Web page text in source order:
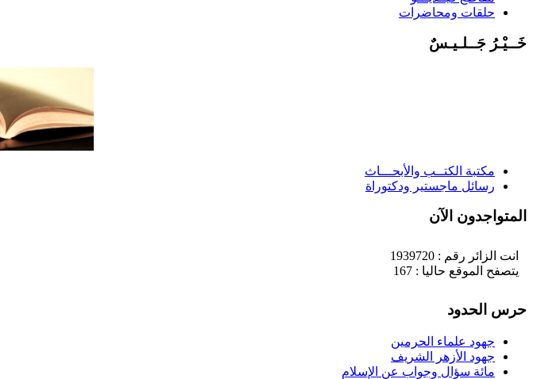
حلقات ومحاضرات
خَــيْـرُ جَــلـيـسٌ
مكتبة الكتــب والأبحـــاث
رسائل ماجستير ودكتوراة
المتواجدون الآن
انت الزائر رقم : 1939720
يتصفح الموقع حاليا : 167
حرس الحدود
جهود علماء الحرمين
جهود الأزهر الشريف
مائة سؤال وجواب عن الإسلام